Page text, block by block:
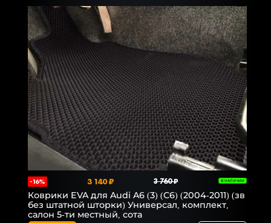
-16% 3 140 ₽ 3 760 ₽ В НАЛИЧИИ
Коврики EVA для Audi A6 (3) (C6) (2004-2011) (зв
без штатной шторки) Универсал, комплект,
салон 5-ти местный, сота